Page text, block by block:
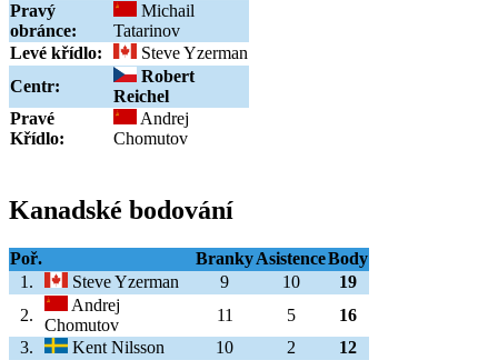
Pravý
obránce:
Michail
Tatarinov
Levé křídlo:
Steve Yzerman
Centr:
Robert
Reichel
Pravé
Křídlo:
Andrej
Chomutov
Kanadské bodování
Poř. BrankyAsistenceBody
1.
Steve Yzerman 9 10
19
2.
Andrej
Chomutov
11 5
16
3.
Kent Nilsson 10 2
12